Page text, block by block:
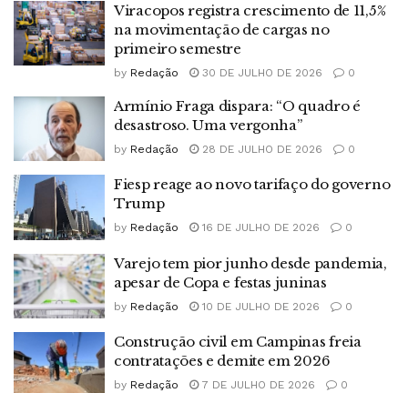
Viracopos registra crescimento de 11,5%
na movimentação de cargas no
primeiro semestre
by Redação 30 DE JULHO DE 2026 0
Armínio Fraga dispara: “O quadro é
desastroso. Uma vergonha”
by Redação 28 DE JULHO DE 2026 0
Fiesp reage ao novo tarifaço do governo
Trump
by Redação 16 DE JULHO DE 2026 0
Varejo tem pior junho desde pandemia,
apesar de Copa e festas juninas
by Redação 10 DE JULHO DE 2026 0
Construção civil em Campinas freia
contratações e demite em 2026
by Redação 7 DE JULHO DE 2026 0